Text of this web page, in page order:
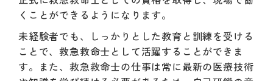
くことができるようになります。
未経験者でも、しっかりとした教育と訓練を受ける
ことで、救急救命士として活躍することができま
す。また、救急救命士の仕事は常に最新の医療技術